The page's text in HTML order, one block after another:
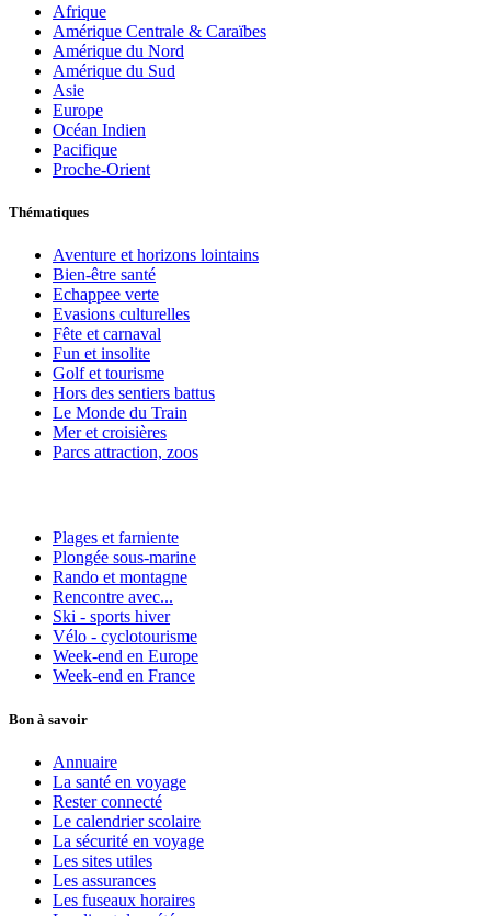
Afrique
Amérique Centrale & Caraïbes
Amérique du Nord
Amérique du Sud
Asie
Europe
Océan Indien
Pacifique
Proche-Orient
Thématiques
Aventure et horizons lointains
Bien-être santé
Echappee verte
Evasions culturelles
Fête et carnaval
Fun et insolite
Golf et tourisme
Hors des sentiers battus
Le Monde du Train
Mer et croisières
Parcs attraction, zoos
Plages et farniente
Plongée sous-marine
Rando et montagne
Rencontre avec...
Ski - sports hiver
Vélo - cyclotourisme
Week-end en Europe
Week-end en France
Bon à savoir
Annuaire
La santé en voyage
Rester connecté
Le calendrier scolaire
La sécurité en voyage
Les sites utiles
Les assurances
Les fuseaux horaires